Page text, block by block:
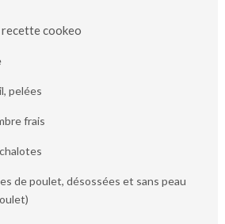
cookeo
pelées
frais
de poulet, désossées et sans peau